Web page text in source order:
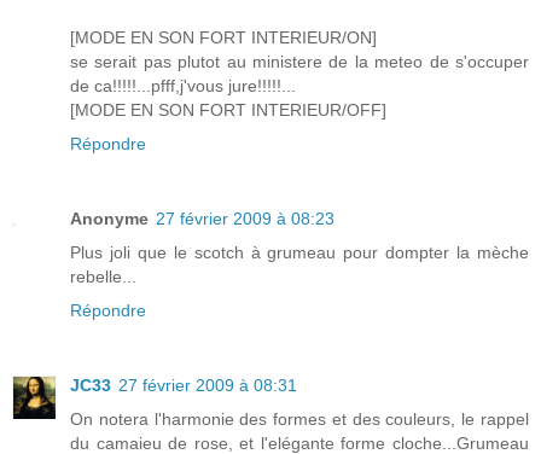
[MODE EN SON FORT INTERIEUR/ON]
se serait pas plutot au ministere de la meteo de s'occuper
de ca!!!!!...pfff,j'vous jure!!!!!...
[MODE EN SON FORT INTERIEUR/OFF]
Répondre
Anonyme 27 février 2009 à 08:23
Plus joli que le scotch à grumeau pour dompter la mèche
rebelle...
Répondre
JC33 27 février 2009 à 08:31
On notera l'harmonie des formes et des couleurs, le rappel
du camaieu de rose, et l'elégante forme cloche...Grumeau